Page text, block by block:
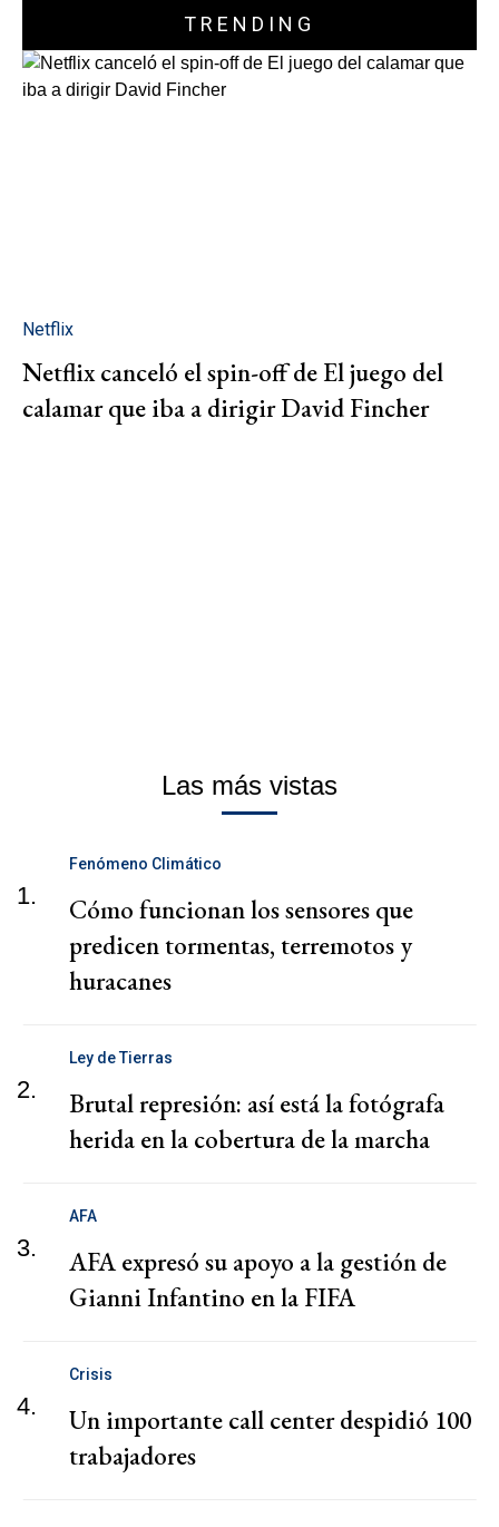
TRENDING
Netflix
Netflix canceló el spin-off de El juego del
calamar que iba a dirigir David Fincher
Las más vistas
1.
Fenómeno Climático
Cómo funcionan los sensores que
predicen tormentas, terremotos y
huracanes
2.
Ley de Tierras
Brutal represión: así está la fotógrafa
herida en la cobertura de la marcha
3.
AFA
AFA expresó su apoyo a la gestión de
Gianni Infantino en la FIFA
4.
Crisis
Un importante call center despidió 100
trabajadores